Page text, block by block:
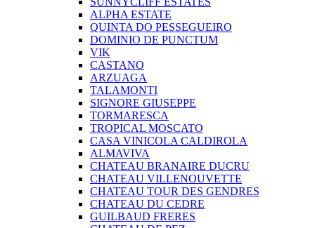
ALPHA ESTATE
QUINTA DO PESSEGUEIRO
DOMINIO DE PUNCTUM
VIK
CASTANO
ARZUAGA
TALAMONTI
SIGNORE GIUSEPPE
TORMARESCA
TROPICAL MOSCATO
CASA VINICOLA CALDIROLA
ALMAVIVA
CHATEAU BRANAIRE DUCRU
CHATEAU VILLENOUVETTE
CHATEAU TOUR DES GENDRES
CHATEAU DU CEDRE
GUILBAUD FRERES